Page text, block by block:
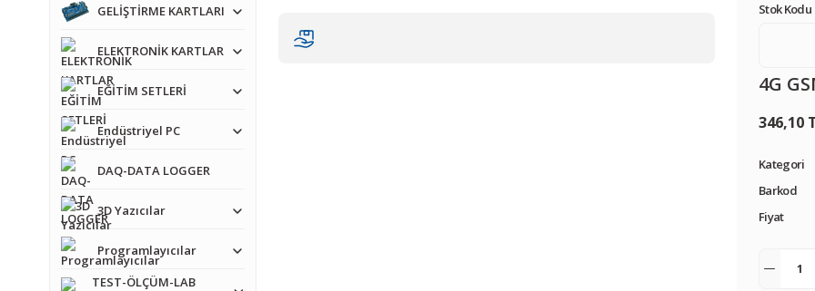
GELİŞTİRME KARTLARI
ELEKTRONİK KARTLAR
EĞİTİM SETLERİ
Endüstriyel PC
DAQ-DATA LOGGER
3D Yazıcılar
Programlayıcılar
TEST-ÖLÇÜM-LAB
Stok Kodu :
4G
346,10
Kategori
Barkod
Fiyat